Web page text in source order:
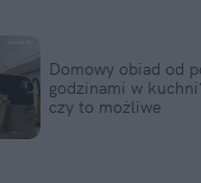
Domowy obiad od
godzinami w
czy to możliwe